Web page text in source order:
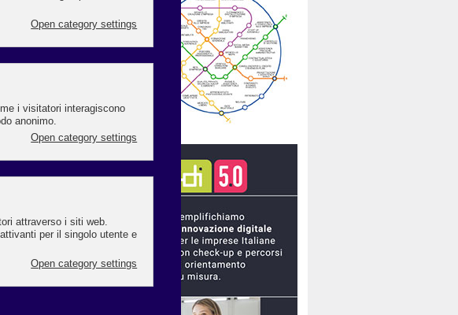
per Ravenna (da
alberghiera con
impianti touring di
cioè due cartelli di
turistica per Ravenna.
Imola e la diramazione
con la
per Ravenna).
città di dante e del
al Turismo
per altre operazioni di